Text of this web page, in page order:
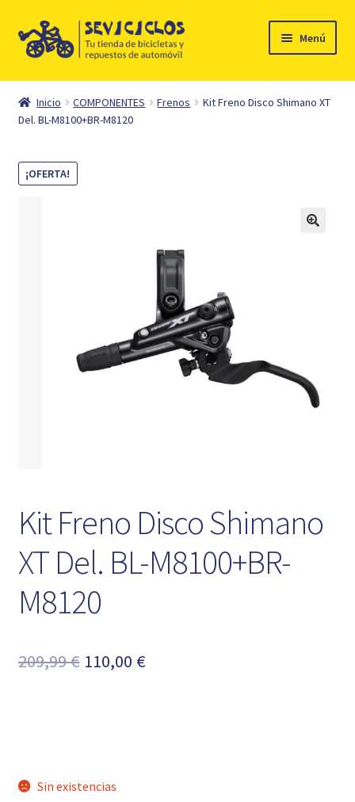
Ir
Ir
al
Menú
Inicio
Ciclismo
Automóvil
Inicio COMPONENTES Frenos
Kit Freno Disco Shimano XT
Del. BL-M8100+BR-M8120
¡OFERTA!
Kit Freno Disco Shimano
XT Del. BL-M8100+BR-
M8120
209,99€ El
110,00 €El
Sin existencias